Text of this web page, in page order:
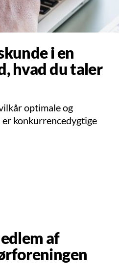
i en
hvad du taler
optimale og
konkurrencedygtige
af